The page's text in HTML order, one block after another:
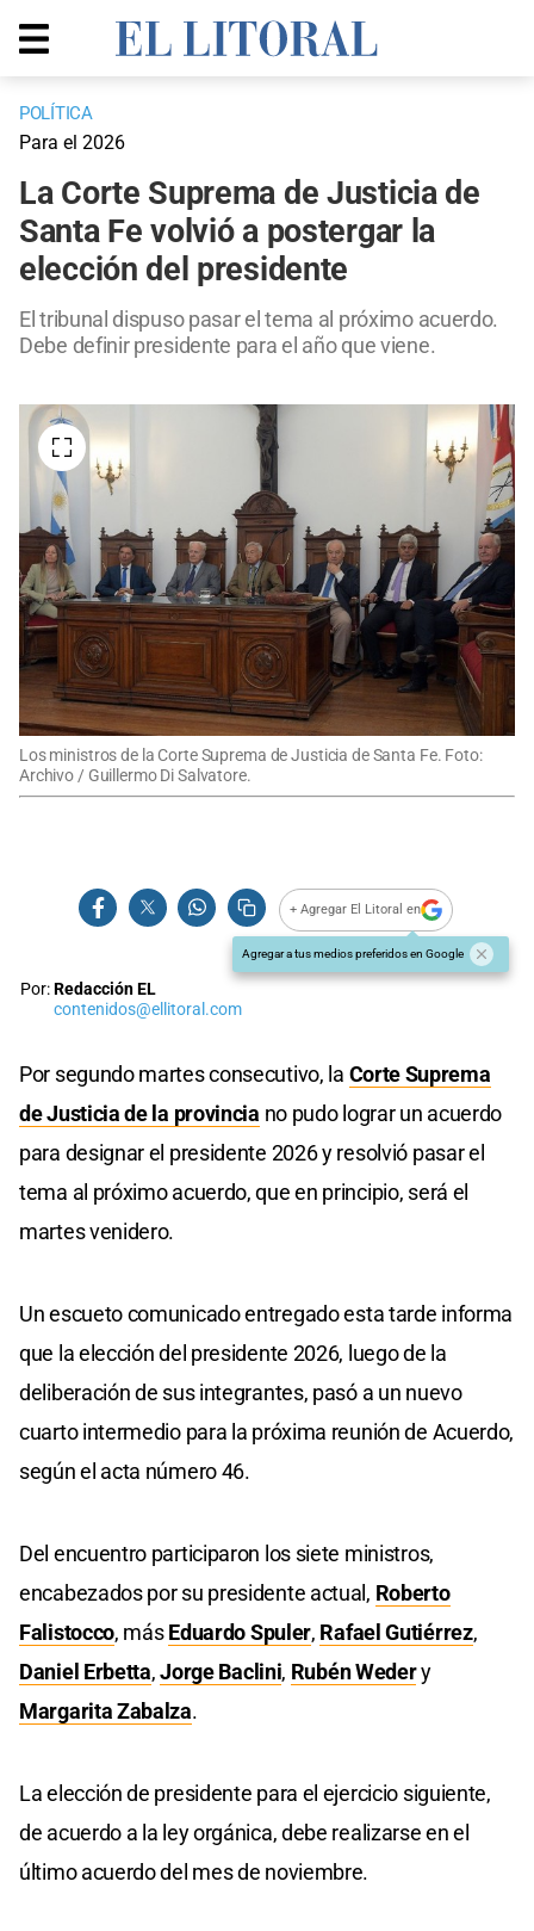
POLÍTICA
Para el 2026
La Corte Suprema de Justicia de
Santa Fe volvió a postergar la
elección del presidente
El tribunal dispuso pasar el tema al próximo acuerdo.
Debe definir presidente para el año que viene.
Los ministros de la Corte Suprema de Justicia de Santa Fe. Foto:
Archivo / Guillermo Di Salvatore.
+ Agregar El Litoral en
Agregar a tus medios preferidos en Google
Por:Redacción EL
contenidos@ellitoral.com
Por segundo martes consecutivo, la Corte Suprema
de Justicia de la provincia no pudo lograr un acuerdo
para designar el presidente 2026 y resolvió pasar el
tema al próximo acuerdo, que en principio, será el
martes venidero.
Un escueto comunicado entregado esta tarde informa
que la elección del presidente 2026, luego de la
deliberación de sus integrantes, pasó a un nuevo
cuarto intermedio para la próxima reunión de Acuerdo,
según el acta número 46.
Del encuentro participaron los siete ministros,
encabezados por su presidente actual, Roberto
Falistocco, másEduardo Spuler, Rafael Gutiérrez,
Daniel Erbetta,Jorge Baclini, Rubén Wedery
Margarita Zabalza.
La elección de presidente para el ejercicio siguiente,
de acuerdo a la ley orgánica, debe realizarse en el
último acuerdo del mes de noviembre.